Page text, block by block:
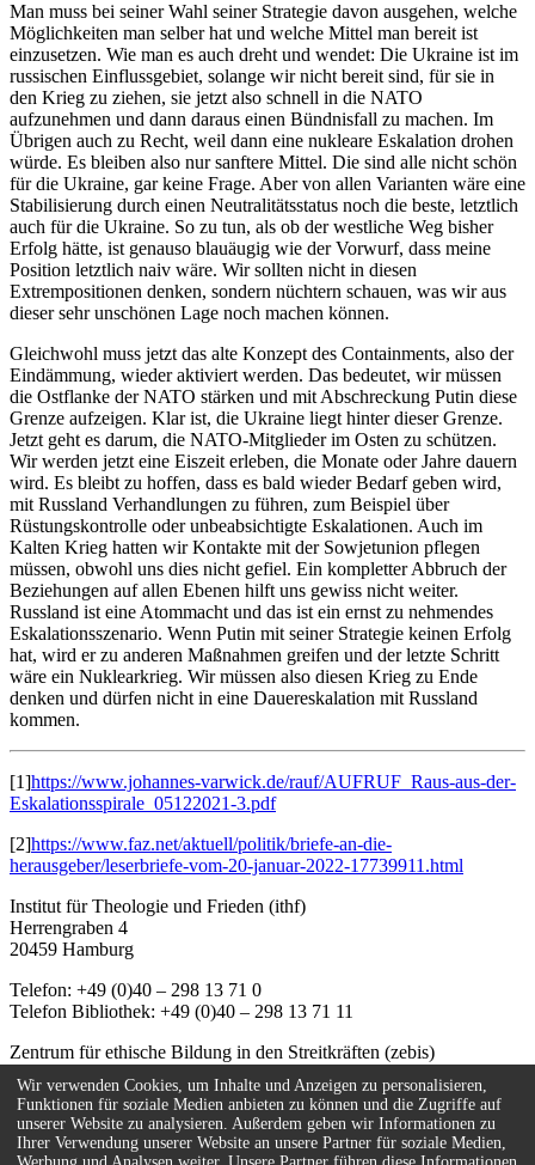
Man muss bei seiner Wahl seiner Strategie davon ausgehen, welche
Möglichkeiten man selber hat und welche Mittel man bereit ist
einzusetzen. Wie man es auch dreht und wendet: Die Ukraine ist im
russischen Einflussgebiet, solange wir nicht bereit sind, für sie in
den Krieg zu ziehen, sie jetzt also schnell in die NATO
aufzunehmen und dann daraus einen Bündnisfall zu machen. Im
Übrigen auch zu Recht, weil dann eine nukleare Eskalation drohen
würde. Es bleiben also nur sanftere Mittel. Die sind alle nicht schön
für die Ukraine, gar keine Frage. Aber von allen Varianten wäre eine
Stabilisierung durch einen Neutralitätsstatus noch die beste, letztlich
auch für die Ukraine. So zu tun, als ob der westliche Weg bisher
Erfolg hätte, ist genauso blauäugig wie der Vorwurf, dass meine
Position letztlich naiv wäre. Wir sollten nicht in diesen
Extrempositionen denken, sondern nüchtern schauen, was wir aus
dieser sehr unschönen Lage noch machen können.
Gleichwohl muss jetzt das alte Konzept des Containments, also der
Eindämmung, wieder aktiviert werden. Das bedeutet, wir müssen
die Ostflanke der NATO stärken und mit Abschreckung Putin diese
Grenze aufzeigen. Klar ist, die Ukraine liegt hinter dieser Grenze.
Jetzt geht es darum, die NATO-Mitglieder im Osten zu schützen.
Wir werden jetzt eine Eiszeit erleben, die Monate oder Jahre dauern
wird. Es bleibt zu hoffen, dass es bald wieder Bedarf geben wird,
mit Russland Verhandlungen zu führen, zum Beispiel über
Rüstungskontrolle oder unbeabsichtigte Eskalationen. Auch im
Kalten Krieg hatten wir Kontakte mit der Sowjetunion pflegen
müssen, obwohl uns dies nicht gefiel. Ein kompletter Abbruch der
Beziehungen auf allen Ebenen hilft uns gewiss nicht weiter.
Russland ist eine Atommacht und das ist ein ernst zu nehmendes
Eskalationsszenario. Wenn Putin mit seiner Strategie keinen Erfolg
hat, wird er zu anderen Maßnahmen greifen und der letzte Schritt
wäre ein Nuklearkrieg. Wir müssen also diesen Krieg zu Ende
denken und dürfen nicht in eine Dauereskalation mit Russland
kommen.
[1]https://www.johannes-varwick.de/rauf/AUFRUF_Raus-aus-der-
Eskalationsspirale_05122021-3.pdf
[2]https://www.faz.net/aktuell/politik/briefe-an-die-
herausgeber/leserbriefe-vom-20-januar-2022-17739911.html
Institut für Theologie und Frieden (ithf)
Herrengraben 4
20459 Hamburg
Telefon: +49 (0)40 – 298 13 71 0
Telefon Bibliothek: +49 (0)40 – 298 13 71 11
Zentrum für ethische Bildung in den Streitkräften (zebis)
20459 Hamburg
Telefon: +49 (0)40 – 67 08 59 - 55
E-Mail:info(at)zebis.eu
Wir verwenden Cookies, um Inhalte und Anzeigen zu personalisieren,
Funktionen für soziale Medien anbieten zu können und die Zugriffe auf
unserer Website zu analysieren. Außerdem geben wir Informationen zu
Ihrer Verwendung unserer Website an unsere Partner für soziale Medien,